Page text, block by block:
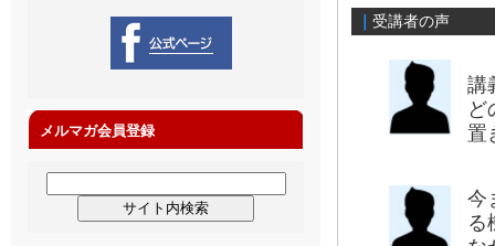
受講者の声
講
ど
置
今
る
メルマガ会員登録